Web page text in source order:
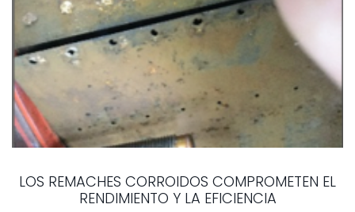
LOS REMACHES CORROIDOS COMPROMETEN EL
RENDIMIENTO Y LA EFICIENCIA